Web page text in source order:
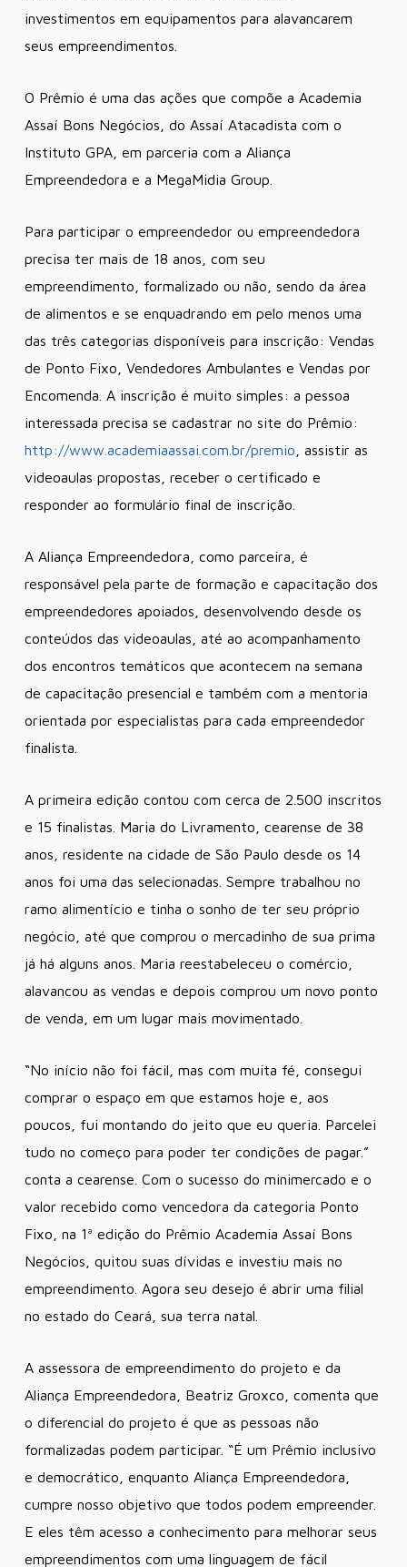
investimentos em equipamentos para alavancarem
seus empreendimentos.
O Prêmio é uma das ações que compõe a Academia
Assaí Bons Negócios, do Assaí Atacadista com o
Instituto GPA, em parceria com a Aliança
Empreendedora e a MegaMidia Group.
Para participar o empreendedor ou empreendedora
precisa ter mais de 18 anos, com seu
empreendimento, formalizado ou não, sendo da área
de alimentos e se enquadrando em pelo menos uma
das três categorias disponíveis para inscrição: Vendas
de Ponto Fixo, Vendedores Ambulantes e Vendas por
Encomenda. A inscrição é muito simples: a pessoa
interessada precisa se cadastrar no site do Prêmio:
http://www.academiaassai.com.br/premio , assistir as
videoaulas propostas, receber o certificado e
responder ao formulário final de inscrição.
A Aliança Empreendedora, como parceira, é
responsável pela parte de formação e capacitação dos
empreendedores apoiados, desenvolvendo desde os
conteúdos das videoaulas, até ao acompanhamento
dos encontros temáticos que acontecem na semana
de capacitação presencial e também com a mentoria
orientada por especialistas para cada empreendedor
finalista.
A primeira edição contou com cerca de 2.500 inscritos
e 15 finalistas. Maria do Livramento, cearense de 38
anos, residente na cidade de São Paulo desde os 14
anos foi uma das selecionadas. Sempre trabalhou no
ramo alimentício e tinha o sonho de ter seu próprio
negócio, até que comprou o mercadinho de sua prima
já há alguns anos. Maria reestabeleceu o comércio,
alavancou as vendas e depois comprou um novo ponto
de venda, em um lugar mais movimentado.
“No início não foi fácil, mas com muita fé, consegui
comprar o espaço em que estamos hoje e, aos
poucos, fui montando do jeito que eu queria. Parcelei
tudo no começo para poder ter condições de pagar.”
conta a cearense. Com o sucesso do minimercado e o
valor recebido como vencedora da categoria Ponto
Fixo, na 1ª edição do Prêmio Academia Assaí Bons
Negócios, quitou suas dívidas e investiu mais no
empreendimento. Agora seu desejo é abrir uma filial
no estado do Ceará, sua terra natal.
A assessora de empreendimento do projeto e da
Aliança Empreendedora, Beatriz Groxco, comenta que
o diferencial do projeto é que as pessoas não
formalizadas podem participar. “É um Prêmio inclusivo
e democrático, enquanto Aliança Empreendedora,
cumpre nosso objetivo que todos podem empreender.
E eles têm acesso a conhecimento para melhorar seus
empreendimentos com uma linguagem de fácil